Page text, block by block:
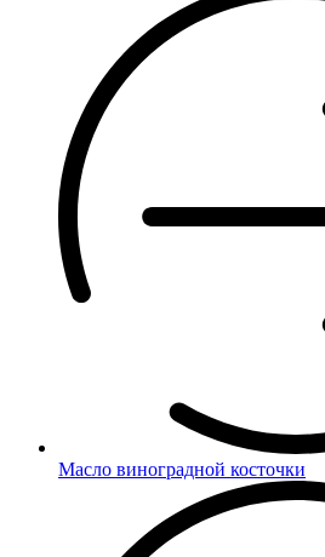
Масло виноградной косточки